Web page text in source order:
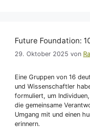
Future Foundation:
29. Oktober 2025 von
Eine Gruppen von 16
und Wissenschaftler
formuliert, um
die gemeinsame
Umgang mit und einen
erinnern.